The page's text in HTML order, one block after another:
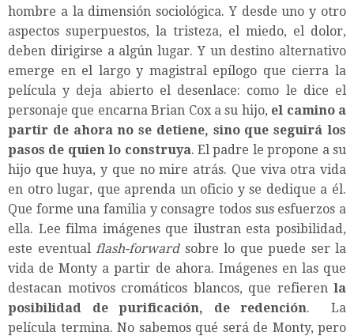
hombre a la dimensión sociológica. Y desde uno y otro
aspectos superpuestos, la tristeza, el miedo, el dolor,
deben dirigirse a algún lugar. Y un destino alternativo
emerge en el largo y magistral epílogo que cierra la
película y deja abierto el desenlace: como le dice el
personaje que encarna Brian Cox a su hijo, el camino a
partir de ahora no se detiene, sino que seguirá los
pasos de quien lo construya. El padre le propone a su
hijo que huya, y que no mire atrás. Que viva otra vida
en otro lugar, que aprenda un oficio y se dedique a él.
Que forme una familia y consagre todos sus esfuerzos a
ella. Lee filma imágenes que ilustran esta posibilidad,
este eventual flash-forwardsobre lo que puede ser la
vida de Monty a partir de ahora. Imágenes en las que
destacan motivos cromáticos blancos, que refieren la
posibilidad de purificación, de redención. La
película termina. No sabemos qué será de Monty, pero